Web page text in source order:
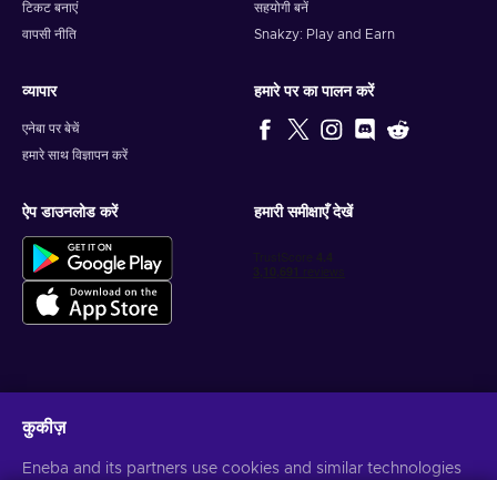
टिकट बनाएं
वापसी नीति
सहयोगी बनें
Snakzy: Play and Earn
व्यापार
एनेबा पर बेचें
हमारे साथ विज्ञापन करें
हमारे पर का पालन करें
ऐप डाउनलोड करें हमारी समीक्षाएँ देखें
कुकीज़
Eneba and its partners use cookies and similar technologies